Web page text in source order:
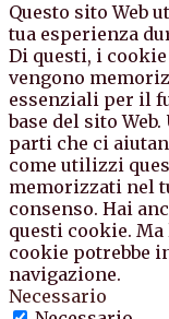
Questo sito Web
tua esperienza
Di questi, i
vengono
essenziali per il
base del sito
parti che ci
come utilizzi
memorizzati nel
consenso. Hai
questi cookie.
cookie potrebbe
navigazione.
Necessario